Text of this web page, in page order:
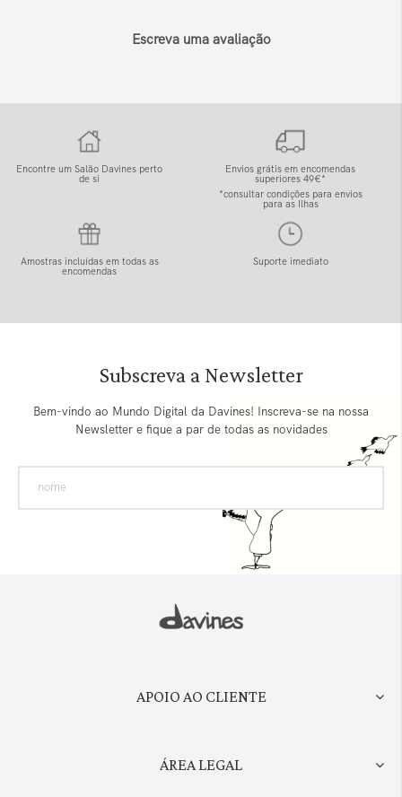
Escreva uma avaliação
Encontre um Salão Davines perto
de si
Envios grátis em encomendas
superiores 49€*
*consultar condições para envios
para as Ilhas
Amostras incluídas em todas as
encomendas
Suporte imediato
Subscreva a Newsletter
Bem-vindo ao Mundo Digital da Davines! Inscreva-se na nossa
Newsletter e fique a par de todas as novidades
APOIO AO CLIENTE
ÁREA LEGAL